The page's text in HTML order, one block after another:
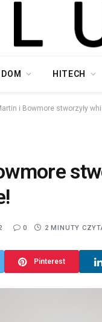
DOM HITECH
i Bowmore stworzyły
0 2 MINUTY
Pinterest